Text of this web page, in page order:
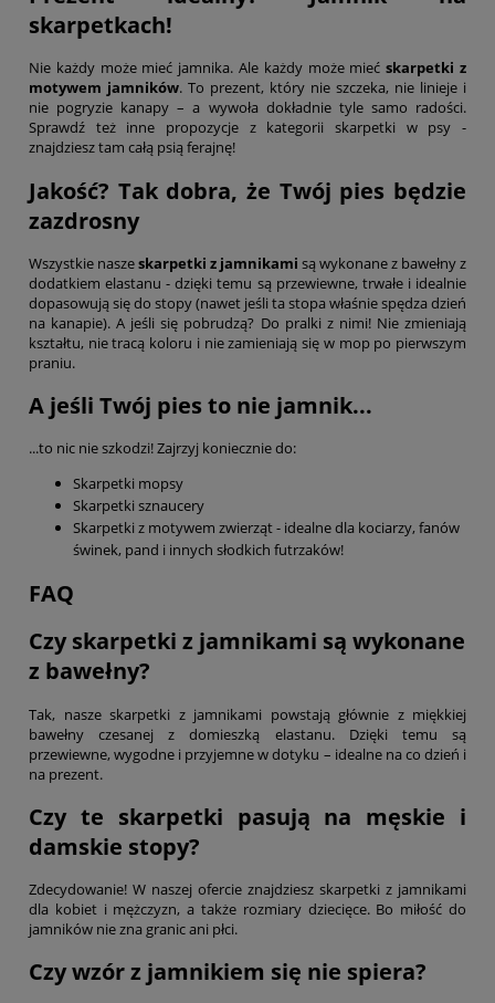
skarpetkach!
Nie każdy może mieć jamnika. Ale każdy może miećskarpetki z
motywem jamników. To prezent, który nie szczeka, nie linieje i
nie pogryzie kanapy – a wywoła dokładnie tyle samo radości.
Sprawdź też inne propozycje z kategorii skarpetki w psy -
znajdziesz tam całą psią ferajnę!
Jakość? Tak dobra, że Twój pies będzie
zazdrosny
Wszystkie naszeskarpetki z jamnikami są wykonane z bawełny z
dodatkiem elastanu - dzięki temu są przewiewne, trwałe i idealnie
dopasowują się do stopy (nawet jeśli ta stopa właśnie spędza dzień
na kanapie). A jeśli się pobrudzą? Do pralki z nimi! Nie zmieniają
kształtu, nie tracą koloru i nie zamieniają się w mop po pierwszym
praniu.
A jeśli Twój pies to nie jamnik...
...to nic nie szkodzi! Zajrzyj koniecznie do:
Skarpetki mopsy
Skarpetki sznaucery
Skarpetki z motywem zwierząt- idealne dla kociarzy, fanów
świnek, pand i innych słodkich futrzaków!
FAQ
Czy skarpetki z jamnikami są wykonane
z bawełny?
Tak, nasze skarpetki z jamnikami powstają głównie z miękkiej
bawełny czesanej z domieszką elastanu. Dzięki temu są
przewiewne, wygodne i przyjemne w dotyku – idealne na co dzień i
na prezent.
Czy te skarpetki pasują na męskie i
damskie stopy?
Zdecydowanie! W naszej ofercie znajdziesz skarpetki z jamnikami
dla kobiet i mężczyzn, a także rozmiary dziecięce. Bo miłość do
jamników nie zna granic ani płci.
Czy wzór z jamnikiem się nie spiera?